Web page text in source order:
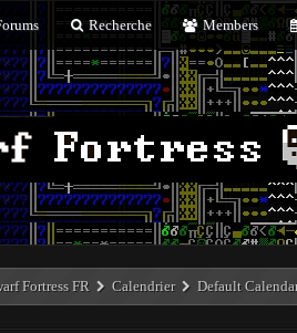
Recherche Members
Fortress FR Calendrier Default